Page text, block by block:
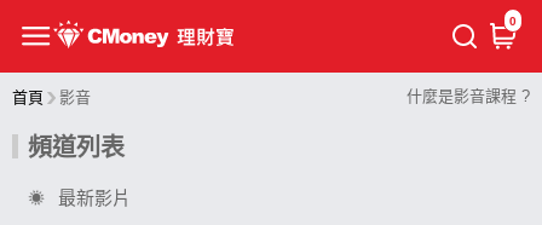
0
首頁 影音 什麼是影音課程 ?
頻道列表
最新影片